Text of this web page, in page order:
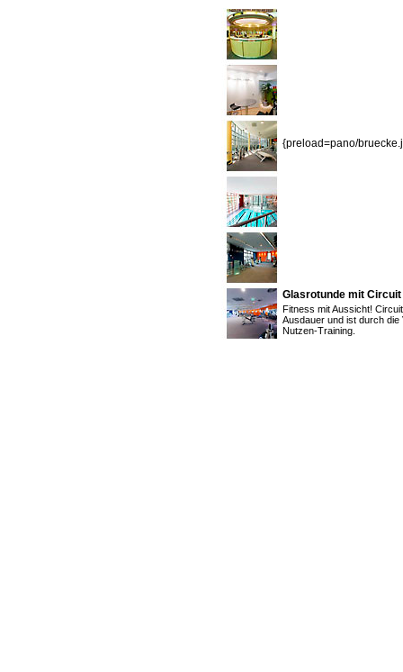
{preload=pano/
Glasrotunde mit Circuit
Fitness mit Aussicht!
Ausdauer und ist durch
Nutzen-Training.